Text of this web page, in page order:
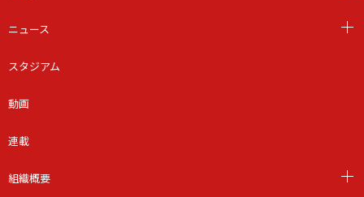
ニュース
スタジアム
動画
連載
組織概要